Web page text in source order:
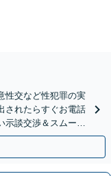
性交など性犯罪の実
されたらすぐお電話
示談交渉＆スムーズ
以上】